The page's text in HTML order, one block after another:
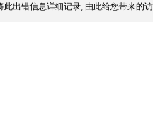
出错信息详细记录, 由此给您带来的